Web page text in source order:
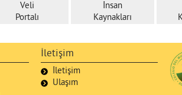
Veli
Portalı
İnsan
Kaynakları
İletişim
İletişim
Ulaşım